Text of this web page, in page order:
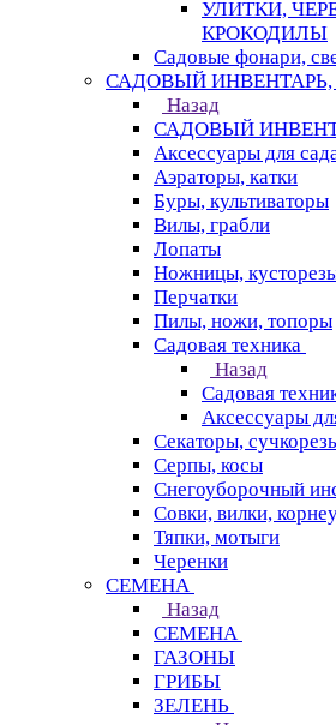
УЛИТКИ,
КРОКОДИЛЫ
Садовые фонари,
САДОВЫЙ
Назад
САДОВЫЙ
Аксессуары для
Аэраторы, катки
Буры, культиваторы
Вилы, грабли
Лопаты
Ножницы,
Перчатки
Пилы, ножи, топоры
Садовая техника
Назад
Садовая
Аксессуары
Секаторы,
Серпы, косы
Снегоуборочный
Совки, вилки,
Тяпки, мотыги
Черенки
СЕМЕНА
Назад
СЕМЕНА
ГАЗОНЫ
ГРИБЫ
ЗЕЛЕНЬ